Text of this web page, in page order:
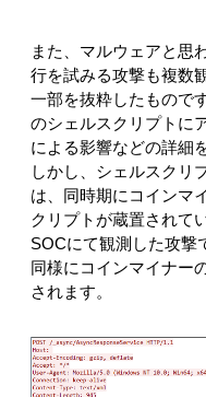
また、マルウェアと思
行を試みる攻撃も複数
一部を抜粋したもので
のシェルスクリプトに
による影響などの詳細
しかし、シェルスクリ
は、同時期にコインマ
クリプトが蔵置されて
SOCにて観測した攻撃
同様にコインマイナー
されます。